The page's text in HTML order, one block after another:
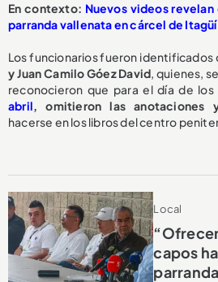
En contexto: Nuevos videos
parranda vallenata en cárcel de Itagüí
Los funcionarios fueron identificados
y Juan Camilo Góez David, quienes,
reconocieron que para el día de
abril, omitieron las anotaciones
hacerse en los libros del centro
Local
capos